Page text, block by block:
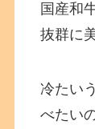
国産和
抜群に
冷たい
べたい